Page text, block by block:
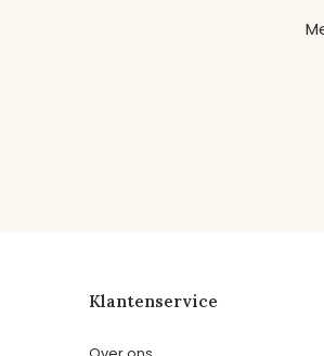
Klantenservice